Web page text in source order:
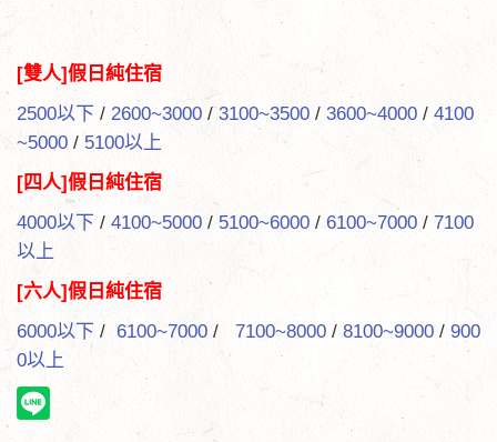
[雙人]假日純住宿
2500以下 / 2600~3000 /3100~3500 / 3600~4000 / 4100
~5000 / 5100以上
[四人]假日純住宿
4000以下 / 4100~5000 / 5100~6000 / 6100~7000 / 7100
以上
[六人]假日純住宿
6000以下 / 6100~7000 / 7100~8000 / 8100~9000 / 900
0以上